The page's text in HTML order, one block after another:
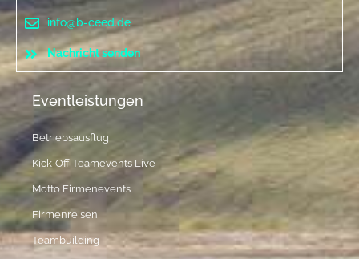
info@b-ceed.de
Nachricht senden
Eventleistungen
Betriebsausflug
Kick-Off Teamevents Live
Motto Firmenevents
Firmenreisen
Teambuilding